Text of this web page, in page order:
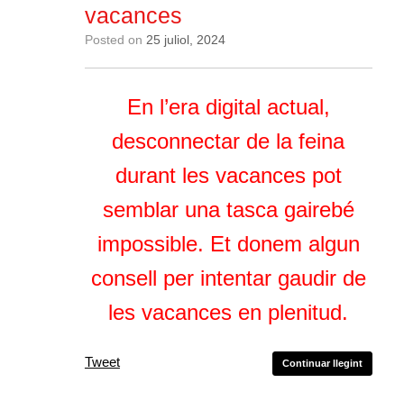
vacances
Posted on 25 juliol, 2024
En l’era digital actual,
desconnectar de la feina
durant les vacances pot
semblar una tasca gairebé
impossible. Et donem algun
consell per intentar gaudir de
les vacances en plenitud.
Continuar llegint
Tweet